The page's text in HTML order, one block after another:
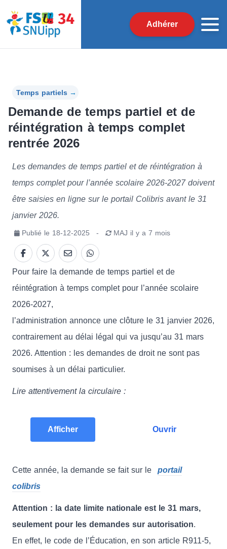
Adhérer
Temps partiels →
Demande de temps partiel et de
réintégration à temps complet
rentrée 2026
Les demandes de temps partiel et de réintégration à
temps complet pour l’année scolaire 2026-2027 doivent
être saisies en ligne sur le portail Colibris avant le 31
janvier 2026.
Publié le 18-12-2025 - MAJ il y a 7 mois
Pour faire la demande de temps partiel et de
réintégration à temps complet pour l’année scolaire
2026-2027,
l’administration annonce une clôture le 31 janvier 2026,
contrairement au délai légal qui va jusqu’au 31 mars
2026. Attention : les demandes de droit ne sont pas
soumises à un délai particulier.
Lire attentivement la circulaire :
Afficher Ouvrir
Cette année, la demande se fait sur le
portail
colibris
Attention : la date limite nationale est le 31 mars,
seulement pour les demandes sur autorisation.
En effet, le code de l’Éducation, en son article R911-5,